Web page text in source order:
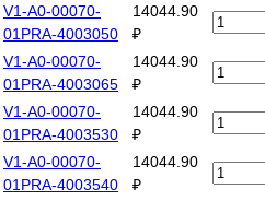
V1-A0-00070-
01PRA-4003050
14044.90
₽
V1-A0-00070-
01PRA-4003065
14044.90
₽
V1-A0-00070-
01PRA-4003530
14044.90
₽
V1-A0-00070-
01PRA-4003540
14044.90
₽